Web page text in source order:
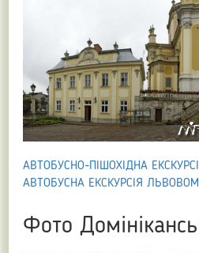
АВТОБУСНО-ПІШОХІДНА
АВТОБУСНА ЕКСКУРСІЯ
Фото